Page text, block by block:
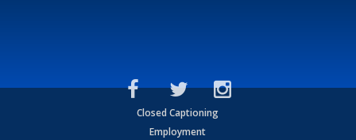
Closed Captioning
Employment